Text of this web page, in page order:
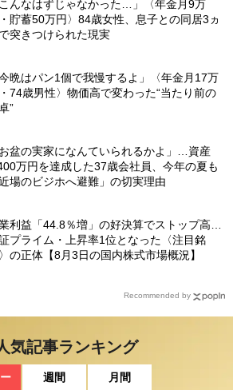
こんなはずじゃなかった…」〈年金月9万
貯蓄50万円〉84歳女性、息子との同居3ヵ
突きつけられた現実
今晩はパン1個で我慢するよ」〈年金月17万
74歳男性〉物価高で変わった“当たり前の
”
お盆の実家になんていられるかよ」…資産
万円を達成した37歳会社員、今年の夏も
近場のビジホへ避難」の切実理由
利益「44.8％増」の好決算でストップ高…
プライム・上昇率1位となった〈注目銘
の正体【8月3日の国内株式市場概況】
Recommended by
気記事ランキング
週間 月間